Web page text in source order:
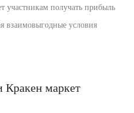
участникам получать прибыль
взаимовыгодные условия
маркет